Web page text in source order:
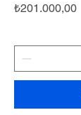
Fiyat
₺201.000,00